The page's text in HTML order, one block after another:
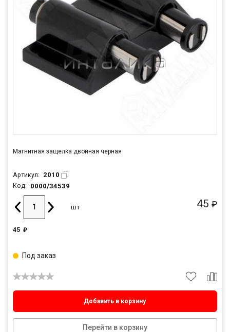
Магнитная защелка двойная черная
Артикул: 2010
Код: 0000/34539
45 ₽
шт
45 ₽
Добавить в корзину
Перейти в корзину
Под заказ